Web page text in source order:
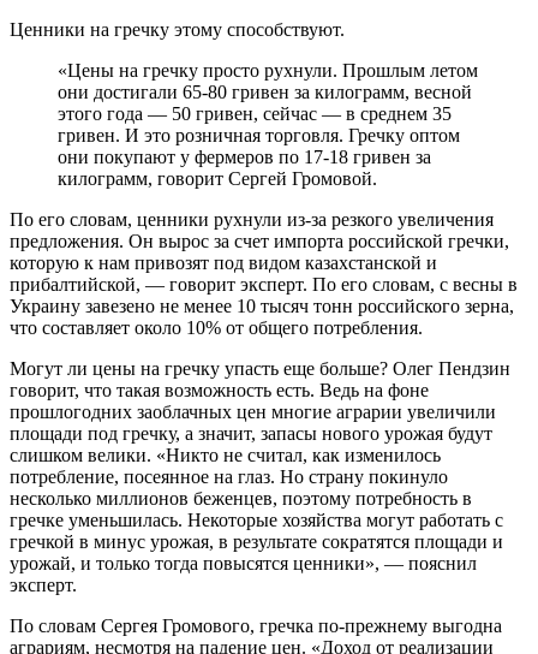
Ценники на гречку этому способствуют.
«Цены на гречку просто рухнули. Прошлым летом
они достигали 65-80 гривен за килограмм, весной
этого года — 50 гривен, сейчас — в среднем 35
гривен. И это розничная торговля. Гречку оптом
они покупают у фермеров по 17-18 гривен за
килограмм, говорит Сергей Громовой.
По его словам, ценники рухнули из-за резкого увеличения
предложения. Он вырос за счет импорта российской гречки,
которую к нам привозят под видом казахстанской и
прибалтийской, — говорит эксперт. По его словам, с весны в
Украину завезено не менее 10 тысяч тонн российского зерна,
что составляет около 10% от общего потребления.
Могут ли цены на гречку упасть еще больше? Олег Пендзин
говорит, что такая возможность есть. Ведь на фоне
прошлогодних заоблачных цен многие аграрии увеличили
площади под гречку, а значит, запасы нового урожая будут
слишком велики. «Никто не считал, как изменилось
потребление, посеянное на глаз. Но страну покинуло
несколько миллионов беженцев, поэтому потребность в
гречке уменьшилась. Некоторые хозяйства могут работать с
гречкой в ​​минус урожая, в результате сократятся площади и
урожай, и только тогда повысятся ценники», — пояснил
эксперт.
По словам Сергея Громового, гречка по-прежнему выгодна
аграриям, несмотря на падение цен. «Доход от реализации